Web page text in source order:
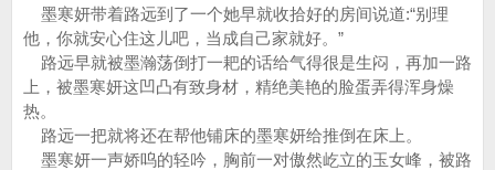
墨寒妍带着路远到了一个她早就收拾好的房间说道:“别理
他，你就安心住这儿吧，当成自己家就好。”
路远早就被墨瀚荡倒打一耙的话给气得很是生闷，再加一路
上，被墨寒妍这凹凸有致身材，精绝美艳的脸蛋弄得浑身燥
热。
路远一把就将还在帮他铺床的墨寒妍给推倒在床上。
墨寒妍一声娇呜的轻吟，胸前一对傲然屹立的玉女峰，被路